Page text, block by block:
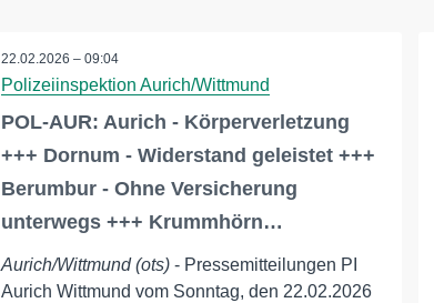
22.02.2026 – 09:04
Polizeiinspektion Aurich/Wittmund
POL-AUR: Aurich - Körperverletzung
+++ Dornum - Widerstand geleistet +++
Berumbur - Ohne Versicherung
unterwegs +++ Krummhörn…
Aurich/Wittmund (ots)- Pressemitteilungen PI
Aurich Wittmund vom Sonntag, den 22.02.2026